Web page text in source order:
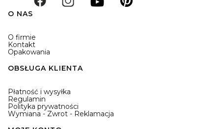
O NAS
O firmie
Kontakt
Opakowania
OBSŁUGA KLIENTA
Płatność i wysyłka
Regulamin
Polityka prywatności
Wymiana - Zwrot - Reklamacja